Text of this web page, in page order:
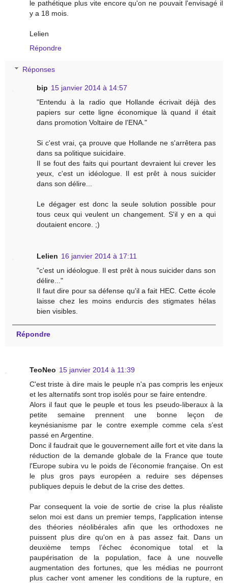
le pathétique plus vite encore qu'on ne pouvait l'envisagé il
y a 18 mois.
Lelien
Répondre
Réponses
bip 15 janvier 2014 à 14:57
"Entendu à la radio que Hollande écrivait déjà des
papiers sur cette ligne économique là quand il était
dans promotion Voltaire de l'ENA."
Si c'est vrai, ça prouve que Hollande ne s'arrêtera pas
dans sa politique suicidaire.
Il se fout des faits qui pourtant devraient lui crever les
yeux, c'est un idéologue. Il est prêt à nous suicider
dans son délire...
Le dégager est donc la seule solution possible pour
tous ceux qui veulent un changement. S'il y en a qui
doutaient encore. ;)
Lelien 16 janvier 2014 à 17:11
"c'est un idéologue. Il est prêt à nous suicider dans son
délire..."
Il faut dire pour sa défense qu'il a fait HEC. Cette école
laisse chez les moins endurcis des stigmates hélas
bien visibles.
Répondre
TeoNeo 15 janvier 2014 à 11:39
C'est triste à dire mais le peuple n'a pas compris les enjeux
et les alternatifs sont trop isolés pour se faire entendre.
Alors il faut que le peuple et tous les pseudo-liberaux à la
petite semaine prennent une bonne leçon de
keynésianisme par le contre exemple comme cela s'est
passé en Argentine.
Donc il faudrait que le gouvernement aille fort et vite dans la
réduction de la demande globale de la France que toute
l'Europe subira vu le poids de l’économie française. On est
le plus gros pays européen a reduire ses dépenses
publiques depuis le debut de la crise des dettes.
Par consequent la voie de sortie de crise la plus réaliste
selon moi est dans un premier temps, l'application intense
des théories néolibérales afin que les orthodoxes ne
puissent plus dire qu'on en à pas assez fait. Dans un
deuxième temps l’échec économique total et la
paupérisation de la population, face à une nouvelle
augmentation des fortunes, que les médias ne pourront
plus cacher vont amener les conditions de la rupture, en